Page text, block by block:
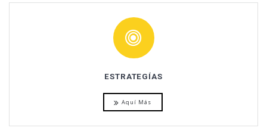
ESTRATEGÍAS
Aquí Más